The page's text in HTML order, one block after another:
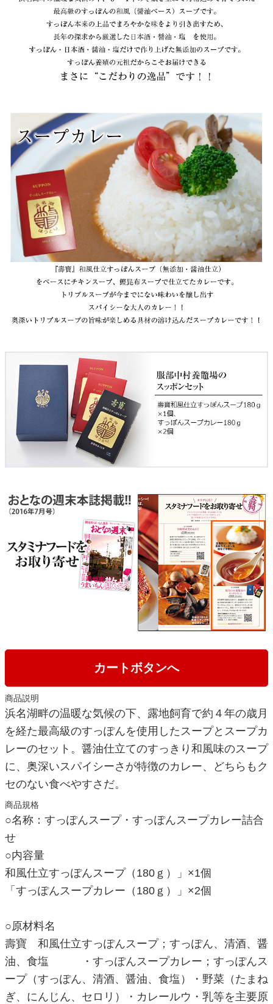
カートボタンへ
商品説明
浜名湖畔の温暖な気候の下、露地飼育で約４年の歳月
を経た最高級のすっぽんを使用したスープとスープカ
レーのセット。醤油仕立てのすっきり和風味のスープ
に、奥深いスパイシーさが特徴のカレー、どちらもク
セのない食べやすさだ。
商品規格
○名称：すっぽんスープ・すっぽんスープカレー詰合
せ
○内容量
和風仕立すっぽんスープ（180ｇ）」×1個
「すっぽんスープカレー（180ｇ）」×2個
○原材料名
壽寶 和風仕立すっぽんスープ；すっぽん、清酒、醤
油、食塩 ・すっぽんスープカレー；すっぽんス
ープ（すっぽん、清酒、醤油、食塩）・野菜（たまね
ぎ、にんじん、セロリ）・カレールウ・乳等を主要原